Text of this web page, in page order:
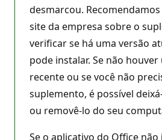
desmarcou.
site da empresa sobre o
verificar se há uma versão
pode instalar. Se não
recente ou se você não
suplemento, é possível
ou removê-lo do seu
Se o aplicativo do Office não